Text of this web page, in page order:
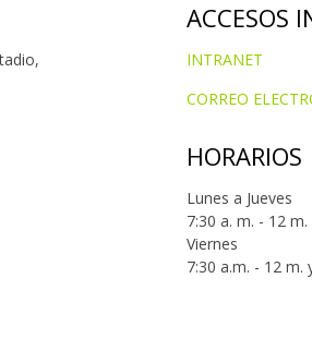
ACCESOS
INTRANET
CORREO
HORARIOS
Lunes a Jueves
7:30 a. m. - 12
Viernes
7:30 a.m. - 12 m.